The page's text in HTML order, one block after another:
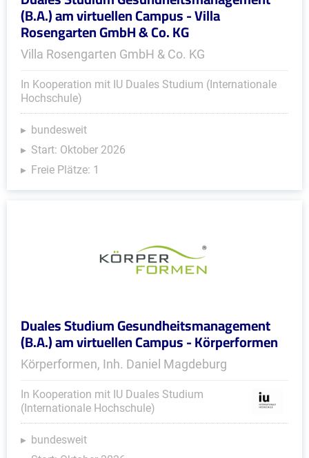
(B.A.) am virtuellen Campus - Villa
Rosengarten GmbH & Co. KG
Villa Rosengarten GmbH & Co. KG
In Kooperation mit IU Duales Studium (Internationale
Hochschule)
bundesweit
Start: Oktober 2026
Freie Plätze: 1
Duales Studium Gesundheitsmanagement
(B.A.) am virtuellen Campus - Körperformen
Körperformen, Inh. Daniel Magdeburg
In Kooperation mit IU Duales Studium
(Internationale Hochschule)
bundesweit